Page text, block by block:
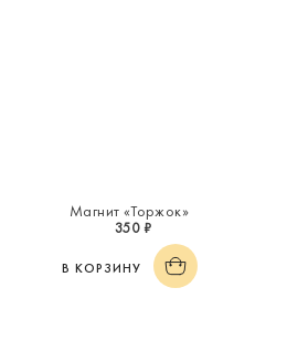
Магнит «Торжок»
350 ₽
В КОРЗИНУ